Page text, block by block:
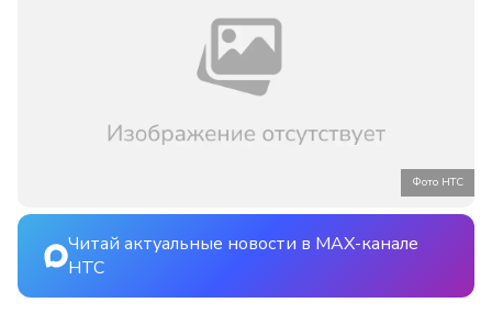
Фото НТС
Читай актуальные новости в MAX-канале
НТС